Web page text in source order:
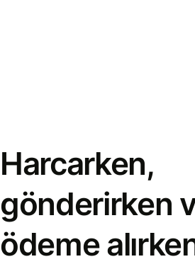
Harcarken,
gönderirken
ödeme